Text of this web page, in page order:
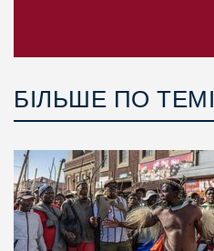
БІЛЬШЕ ПО ТЕМІ